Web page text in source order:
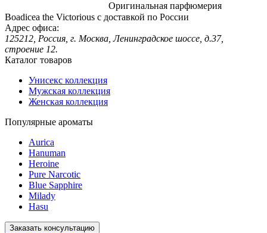
Оригинальная парфюмерия
Boadicea the Victorious с доставкой по России
Адрес офиса:
125212, Россия, г. Москва, Ленинградское шоссе, д.37,
строение 12.
Каталог товаров
Унисекс коллекция
Мужская коллекция
Женская коллекция
Популярные ароматы
Aurica
Hanuman
Heroine
Pure Narcotic
Blue Sapphire
Milady
Hasu
Заказать консультацию